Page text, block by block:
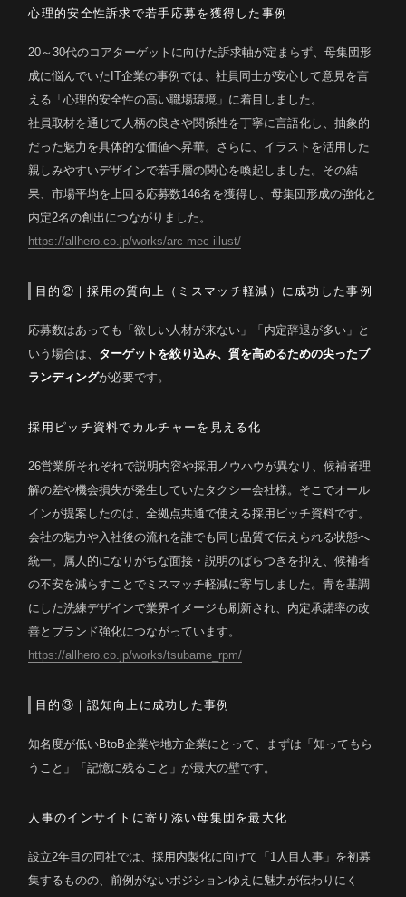
心理的安全性訴求で若手応募を獲得した事例
20～30代のコアターゲットに向けた訴求軸が定まらず、母集団形
成に悩んでいたIT企業の事例では、社員同士が安心して意見を言
える「心理的安全性の高い職場環境」に着目しました。
社員取材を通じて人柄の良さや関係性を丁寧に言語化し、抽象的
だった魅力を具体的な価値へ昇華。さらに、イラストを活用した
親しみやすいデザインで若手層の関心を喚起しました。その結
果、市場平均を上回る応募数146名を獲得し、母集団形成の強化と
内定2名の創出につながりました。
https://allhero.co.jp/works/arc-mec-illust/
目的②｜採用の質向上（ミスマッチ軽減）に成功した事例
応募数はあっても「欲しい人材が来ない」「内定辞退が多い」と
いう場合は、 ターゲットを絞り込み、質を高めるための尖ったブ
ランディングが必要です。
採用ピッチ資料でカルチャーを見える化
26営業所それぞれで説明内容や採用ノウハウが異なり、候補者理
解の差や機会損失が発生していたタクシー会社様。そこでオール
インが提案したのは、全拠点共通で使える採用ピッチ資料です。
会社の魅力や入社後の流れを誰でも同じ品質で伝えられる状態へ
統一。属人的になりがちな面接・説明のばらつきを抑え、候補者
の不安を減らすことでミスマッチ軽減に寄与しました。青を基調
にした洗練デザインで業界イメージも刷新され、内定承諾率の改
善とブランド強化につながっています。
https://allhero.co.jp/works/tsubame_rpm/
目的③｜認知向上に成功した事例
知名度が低いBtoB企業や地方企業にとって、まずは「知ってもら
うこと」「記憶に残ること」が最大の壁です。
人事のインサイトに寄り添い母集団を最大化
設立2年目の同社では、採用内製化に向けて「1人目人事」を初募
集するものの、前例がないポジションゆえに魅力が伝わりにく